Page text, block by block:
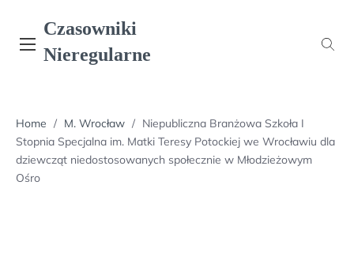
content
Czasowniki
Nieregularne
Home / M. Wrocław / Niepubliczna Branżowa Szkoła I
Stopnia Specjalna im. Matki Teresy Potockiej we Wrocławiu dla
dziewcząt niedostosowanych społecznie w Młodzieżowym
Ośro